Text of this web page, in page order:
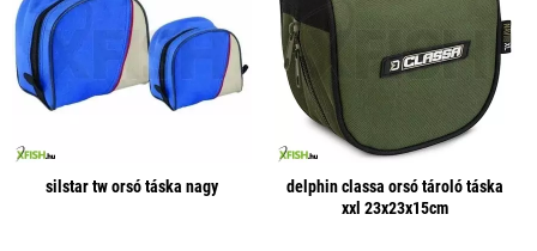
silstar tw orsó táska nagy
delphin classa orsó tároló táska
xxl 23x23x15cm